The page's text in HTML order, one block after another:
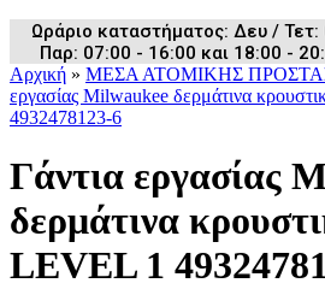
Ωράριο καταστήματος: Δευ /
Παρ: 07:00 - 16:00 και 18:00 -
Αρχική » ΜΕΣΑ ΑΤΟΜΙΚΗΣ
εργασίας Milwaukee δερμάτινα
4932478123-6
Γάντια εργασίας
δερμάτινα
LEVEL 1